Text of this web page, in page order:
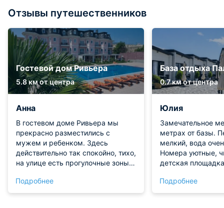
Отзывы путешественников
Гостевой дом Ривьера
5.8 км от центра
Анна
В гостевом доме Ривьера мы
прекрасно разместились с
мужем и ребенком. Здесь
действительно так спокойно, тихо,
на улице есть прогулочные зоны,
заказывали и экскурсии. Бассейн
хороший, просторный, с детской
Подробнее
База отдыха
0.7 км от центра
Юлия
Замечательное
метрах от базы.
мелкий, вода
Номера уютные,
детская
очень
в любое время,
Подробнее